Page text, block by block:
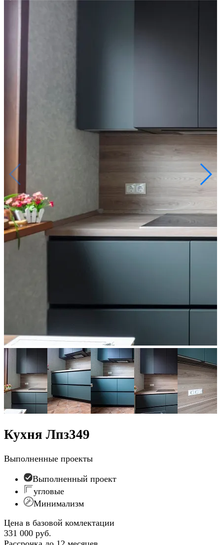
Кухня Лпз349
Выполненные проекты
Выполненный проект
угловые
Минимализм
Цена в базовой комлектации
331 000 руб.